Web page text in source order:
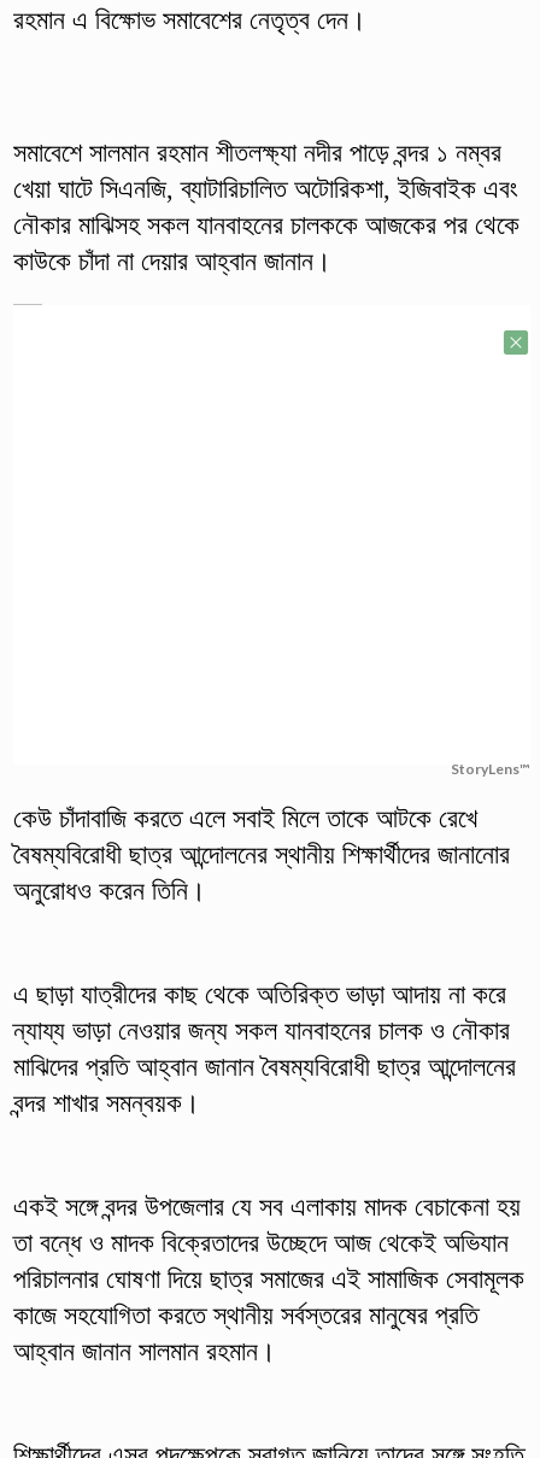
রহমান এ বিক্ষোভ সমাবেশের নেতৃত্ব দেন।
সমাবেশে সালমান রহমান শীতলক্ষ্যা নদীর পাড়ে বন্দর ১ নম্বর
খেয়া ঘাটে সিএনজি, ব্যাটারিচালিত অটোরিকশা, ইজিবাইক এবং
নৌকার মাঝিসহ সকল যানবাহনের চালককে আজকের পর থেকে
কাউকে চাঁদা না দেয়ার আহ্বান জানান।
StoryLens™
কেউ চাঁদাবাজি করতে এলে সবাই মিলে তাকে আটকে রেখে
বৈষম্যবিরোধী ছাত্র আন্দোলনের স্থানীয় শিক্ষার্থীদের জানানোর
অনুরোধও করেন তিনি।
এ ছাড়া যাত্রীদের কাছ থেকে অতিরিক্ত ভাড়া আদায় না করে
ন্যায্য ভাড়া নেওয়ার জন্য সকল যানবাহনের চালক ও নৌকার
মাঝিদের প্রতি আহ্বান জানান বৈষম্যবিরোধী ছাত্র আন্দোলনের
বন্দর শাখার সমন্বয়ক।
একই সঙ্গে বন্দর উপজেলার যে সব এলাকায় মাদক বেচাকেনা হয়
তা বন্ধে ও মাদক বিক্রেতাদের উচ্ছেদে আজ থেকেই অভিযান
পরিচালনার ঘোষণা দিয়ে ছাত্র সমাজের এই সামাজিক সেবামূলক
কাজে সহযোগিতা করতে স্থানীয় সর্বস্তরের মানুষের প্রতি
আহ্বান জানান সালমান রহমান।